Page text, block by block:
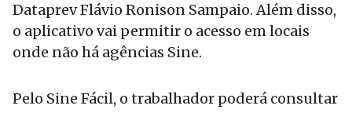
Dataprev Flávio Ronison Sampaio. Além disso,
o aplicativo vai permitir o acesso em locais
onde não há agências Sine.
Pelo Sine Fácil, o trabalhador poderá consultar